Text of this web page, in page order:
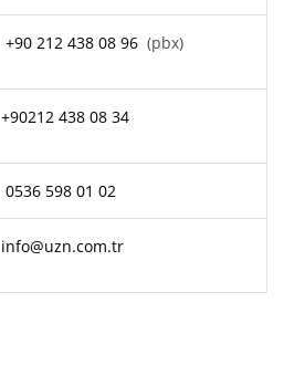
+90 212 438 08 96 (pbx)
+90212 438 08 34
0536 598 01 02
info@uzn.com.tr